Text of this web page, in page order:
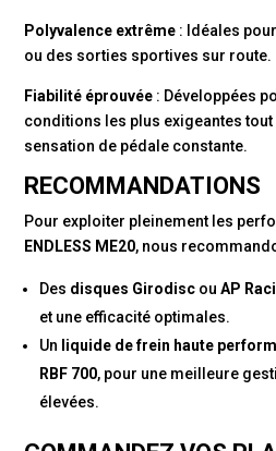
Polyvalence extrême : Idéales
ou des sorties sportives sur route.
Fiabilité éprouvée : Développées
conditions les plus exigeantes
sensation de pédale constante.
RECOMMANDATIONS
Pour exploiter pleinement les
ENDLESS ME20, nous
Des disques Girodisc ouAP
et une efficacité optimales.
Un liquide de frein haute
RBF 700, pour une meilleure
élevées.